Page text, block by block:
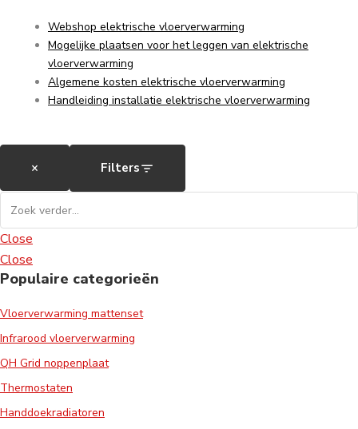
Webshop elektrische vloerverwarming
Mogelijke plaatsen voor het leggen van elektrische
vloerverwarming
Algemene kosten elektrische vloerverwarming
Handleiding installatie elektrische vloerverwarming
× Filters
Close
Close
Populaire categorieën
Vloerverwarming mattenset
Infrarood vloerverwarming
QH Grid noppenplaat
Thermostaten
Handdoekradiatoren